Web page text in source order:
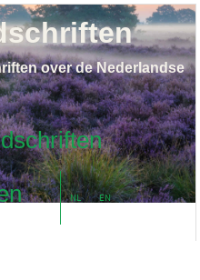
NL EN
over de Nederlandse